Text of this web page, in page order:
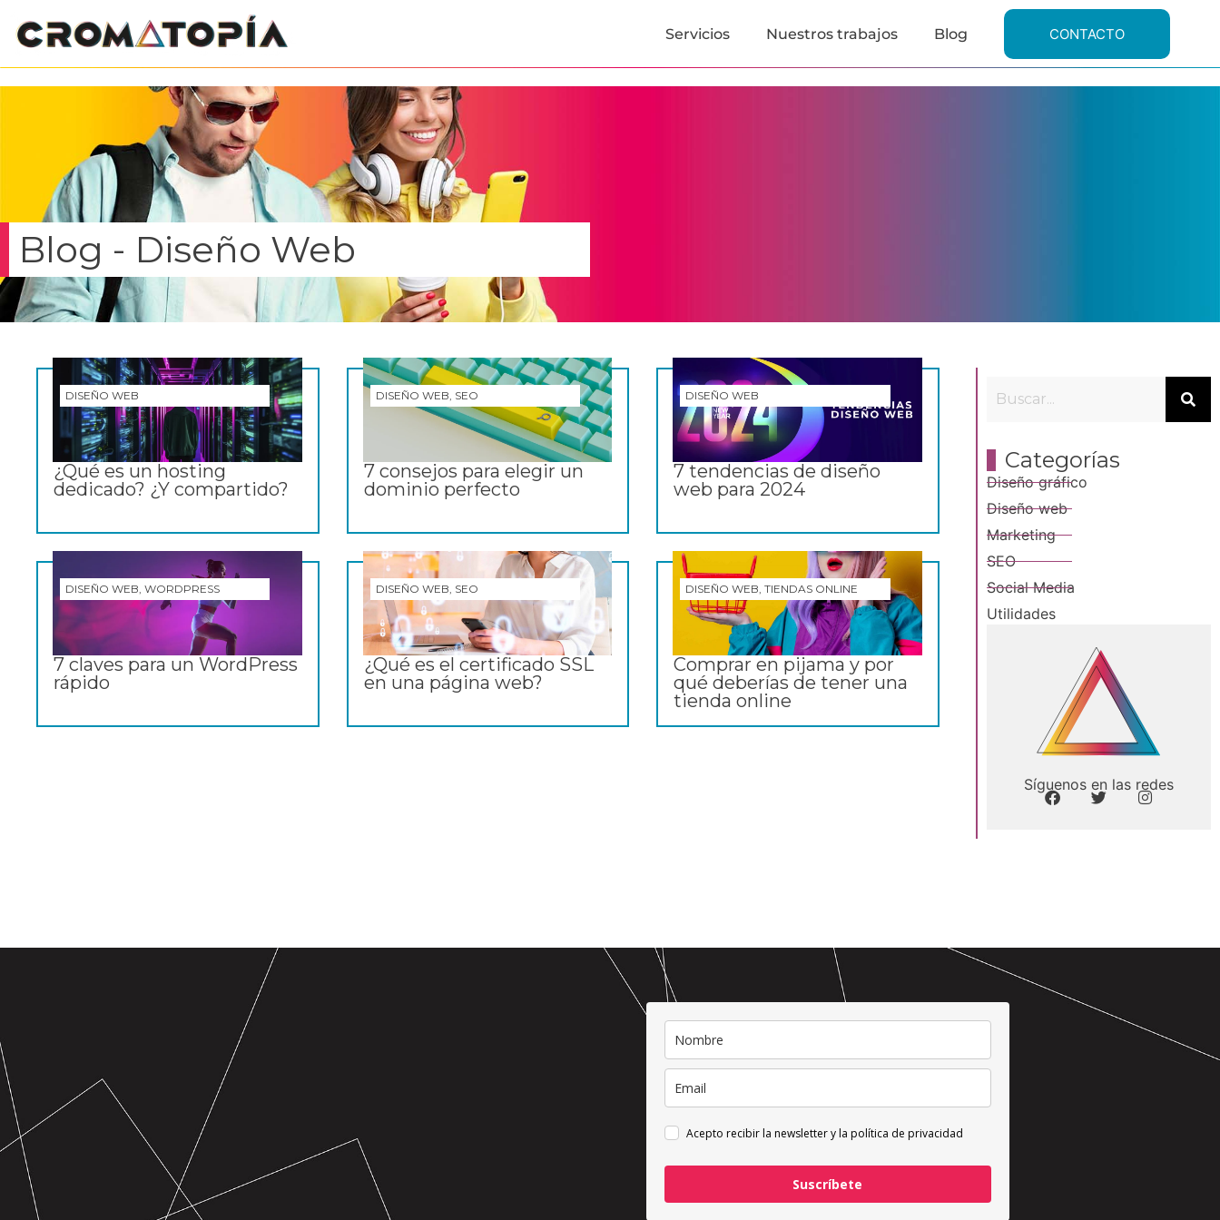
Servicios Nuestros trabajos Blog CONTACTO
Blog - Diseño Web
DISEÑO WEB
¿Qué es un hosting
dedicado? ¿Y compartido?
DISEÑO WEB, SEO
7 consejos para elegir un
dominio perfecto
DISEÑO WEB
7 tendencias de diseño
web para 2024
DISEÑO WEB, WORDPRESS
7 claves para un WordPress
rápido
DISEÑO WEB, SEO
¿Qué es el certificado SSL
en una página web?
DISEÑO WEB, TIENDAS ONLINE
Comprar en pijama y por
qué deberías de tener una
tienda online
Categorías
Diseño gráfico
Diseño web
Marketing
SEO
Social Media
Utilidades
Síguenos en las redes
Acepto recibir la newsletter y la política de privacidad
Suscríbete